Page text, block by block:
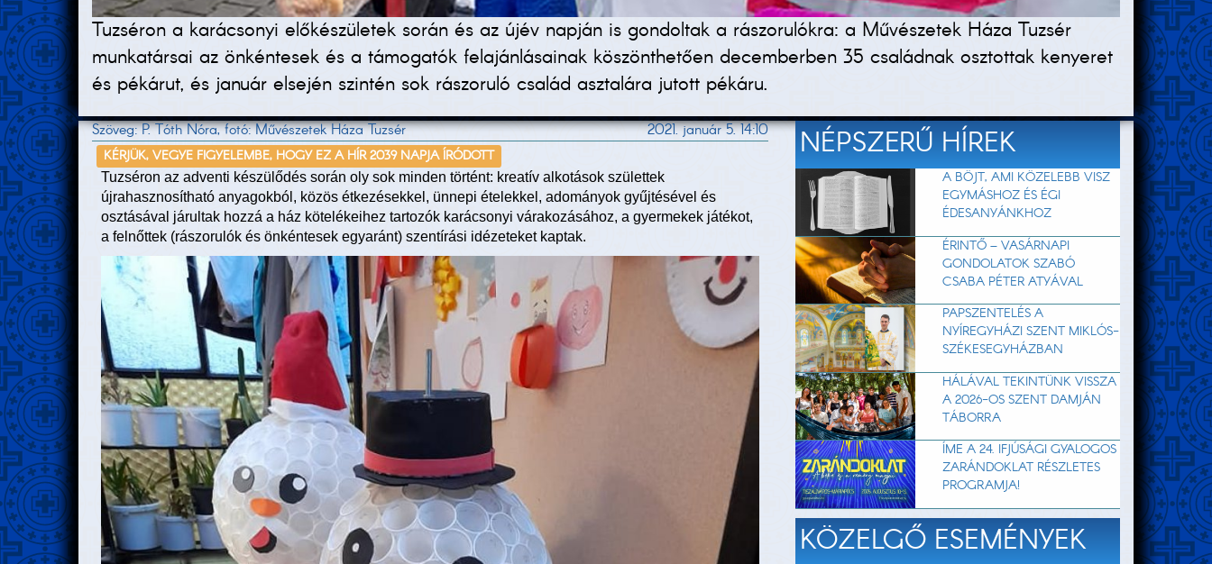
Tuzséron a karácsonyi előkészületek során és az újév napján is gondoltak a rászorulókra: a Művészetek Háza Tuzsér
munkatársai az önkéntesek és a támogatók felajánlásainak köszönthetően decemberben 35 családnak osztottak kenyeret
és pékárut, és január elsején szintén sok rászoruló család asztalára jutott pékáru.
Szöveg: P. Tóth Nóra, fotó: Művészetek Háza Tuzsér 2021. január 5. 14:10
KÉRJÜK, VEGYE FIGYELEMBE, HOGY EZ A HÍR 2039 NAPJA ÍRÓDOTT
Tuzséron az adventi készülődés során oly sok minden történt: kreatív alkotások születtek
újrahasznosítható anyagokból, közös étkezésekkel, ünnepi ételekkel, adományok gyűjtésével és
osztásával járultak hozzá a ház kötelékeihez tartozók karácsonyi várakozásához, a gyermekek játékot,
a felnőttek (rászorulók és önkéntesek egyaránt) szentírási idézeteket kaptak.
NÉPSZERŰ HÍREK
A BÖJT, AMI KÖZELEBB VISZ
EGYMÁSHOZ ÉS ÉGI
ÉDESANYÁNKHOZ
ÉRINTŐ – VASÁRNAPI
GONDOLATOK SZABÓ
CSABA PÉTER ATYÁVAL
PAPSZENTELÉS A
NYÍREGYHÁZI SZENT MIKLÓS-
SZÉKESEGYHÁZBAN
HÁLÁVAL TEKINTÜNK VISSZA
A 2026-OS SZENT DAMJÁN
TÁBORRA
ÍME A 24. IFJÚSÁGI GYALOGOS
ZARÁNDOKLAT RÉSZLETES
PROGRAMJA!
KÖZELGŐ ESEMÉNYEK